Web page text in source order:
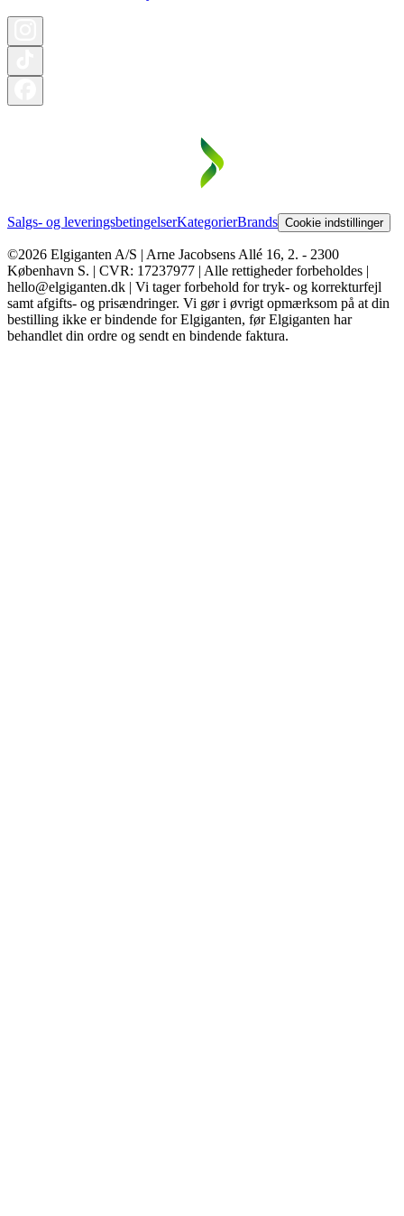
Salgs- og leveringsbetingelserKategorierBrands Cookie indstillinger
©2026 Elgiganten A/S | Arne Jacobsens Allé 16, 2. - 2300
København S. | CVR: 17237977 | Alle rettigheder forbeholdes |
hello@elgiganten.dk | Vi tager forbehold for tryk- og korrekturfejl
samt afgifts- og prisændringer. Vi gør i øvrigt opmærksom på at din
bestilling ikke er bindende for Elgiganten, før Elgiganten har
behandlet din ordre og sendt en bindende faktura.